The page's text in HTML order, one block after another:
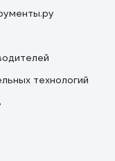
технологий